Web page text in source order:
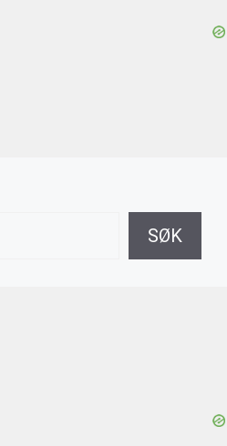
SØK